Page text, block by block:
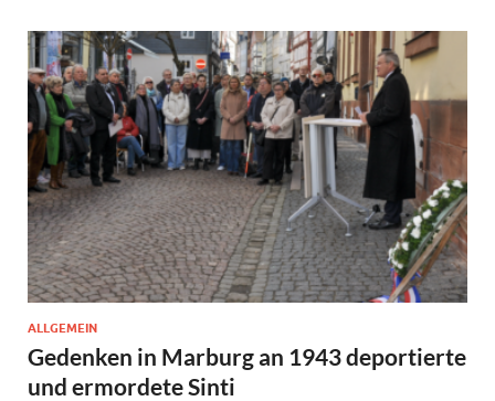
ALLGEMEIN
Gedenken in Marburg an 1943 deportierte
und ermordete Sinti